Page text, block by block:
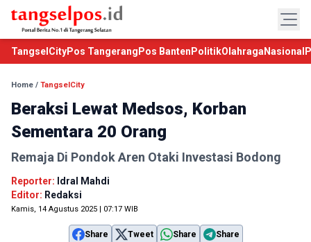
TangselCityPos Tangerang Pos Banten PolitikOlahraga Nasional
Home / TangselCity
Beraksi Lewat Medsos, Korban
Sementara 20 Orang
Remaja Di Pondok Aren Otaki Investasi Bodong
Reporter: Idral Mahdi
Editor: Redaksi
Kamis, 14 Agustus 2025 | 07:17 WIB
Share Tweet Share Share